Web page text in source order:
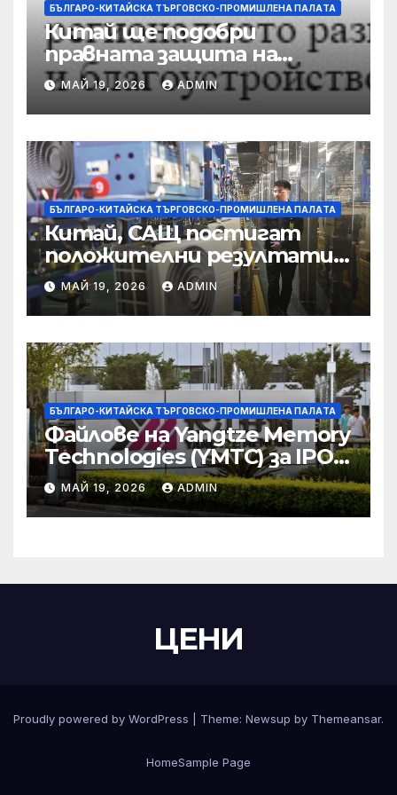
БЪЛГАРО-КИТАЙСКА ТЪРГОВСКО-ПРОМИШЛЕНА ПАЛAТА
Китай ще подобри
правната защита на
предприятията, ще се
съсредоточи върху
борбата с
корпоративната
престъпност
МАЙ 19, 2026 ADMIN
БЪЛГАРО-КИТАЙСКА ТЪРГОВСКО-ПРОМИШЛЕНА ПАЛAТА
Китай, САЩ постигат
положителни резултати в
икономическите и
търговски консултации:
министерство
МАЙ 19, 2026 ADMIN
БЪЛГАРО-КИТАЙСКА ТЪРГОВСКО-ПРОМИШЛЕНА ПАЛAТА
Файлове на Yangtze Memory
Technologies (YMTC) за IPO
на STAR Market
МАЙ 19, 2026 ADMIN
ЦЕНИ
Proudly powered by WordPress Theme: Newsup by Themeansar.
HomeSample Page